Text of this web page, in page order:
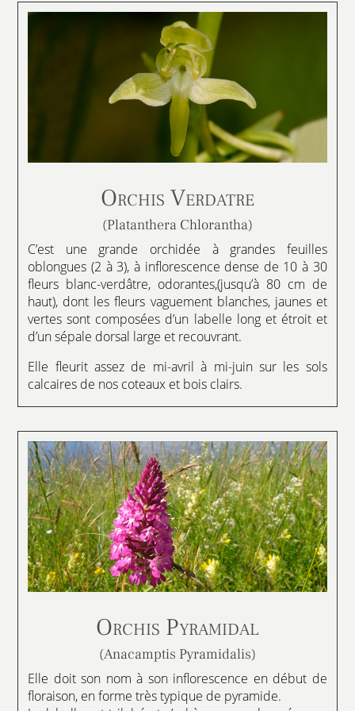
Orchis Verdatre
(Platanthera Chlorantha)
C’est une grande orchidée à grandes feuilles
oblongues (2 à 3), à inflorescence dense de 10 à 30
fleurs blanc-verdâtre, odorantes,(jusqu’à 80 cm de
haut), dont les fleurs vaguement blanches, jaunes et
vertes sont composées d’un labelle long et étroit et
d’un sépale dorsal large et recouvrant.
Elle fleurit assez de mi-avril à mi-juin sur les sols
calcaires de nos coteaux et bois clairs.
Orchis Pyramidal
(Anacamptis Pyramidalis)
Elle doit son nom à son inflorescence en début de
floraison, en forme très typique de pyramide.